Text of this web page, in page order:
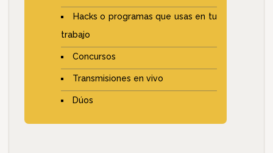
Hacks o programas que usas en tu
trabajo
Concursos
Transmisiones en vivo
Dúos